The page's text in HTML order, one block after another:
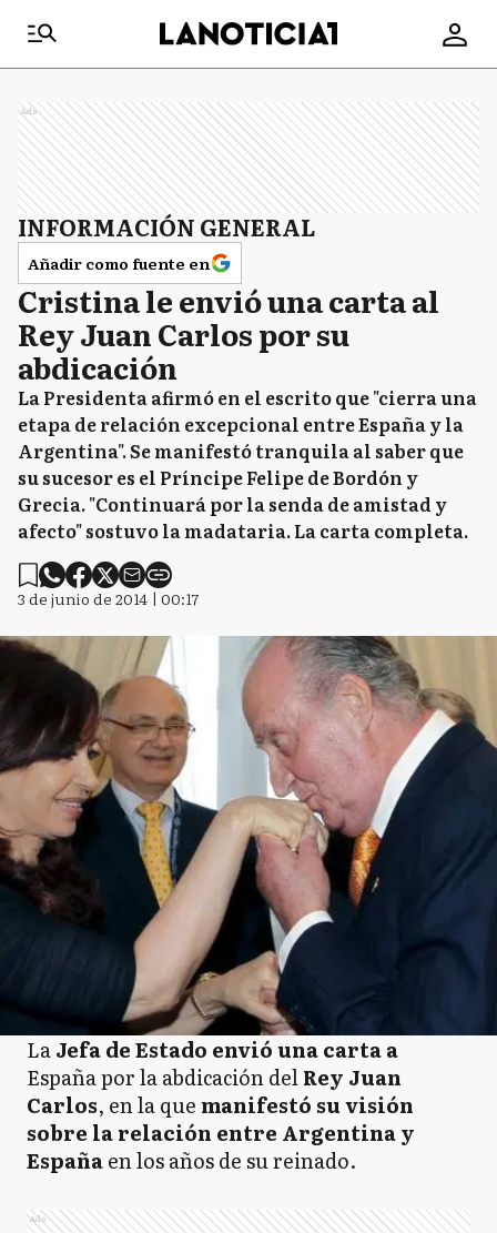
Ads
INFORMACIÓN GENERAL
Añadir como fuente en
Cristina le envió una carta al
Rey Juan Carlos por su
abdicación
La Presidenta afirmó en el escrito que "cierra una
etapa de relación excepcional entre España y la
Argentina". Se manifestó tranquila al saber que
su sucesor es el Príncipe Felipe de Bordón y
Grecia. "Continuará por la senda de amistad y
afecto" sostuvo la madataria. La carta completa.
3 de junio de 2014 | 00:17
LaJefa de Estado envió una carta a
España por la abdicación delRey Juan
Carlos, en la que manifestó su visión
sobre la relación entre Argentina y
Españaen los años de su reinado.
Ads